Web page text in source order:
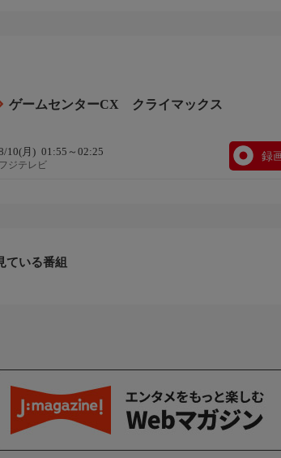
ゲームセンターCX クライマックス
10(月) 01:55～02:25
フジテレビ
録
ている番組